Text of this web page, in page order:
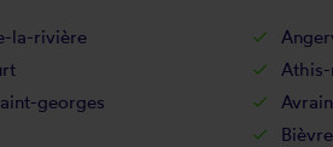
la-rivière
georges